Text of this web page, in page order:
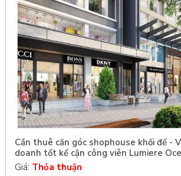
Cần thuê căn góc shophouse khối đế -
doanh tốt kế cận công viên Lumiere
Giá: Thỏa thuận